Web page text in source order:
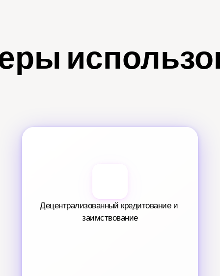
Децентрализованный кредитование и
заимствование